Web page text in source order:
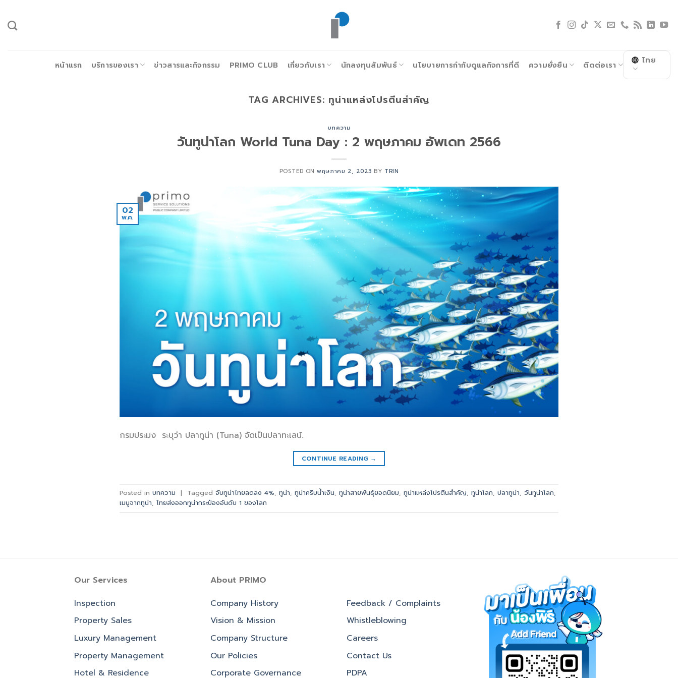
ยัง
หน้าแรก บริการของเรา ข่าวสารและกิจกรรม PRIMO CLUB เกี่ยวกับเรา นักลงทุนสัมพันธ์ นโยบายการกำกับดูแลกิจการที่ดี ความยั่งยืน ติดต่อเรา ไทย
TAG ARCHIVES: ทูน่าแหล่งโปรตีนสำคัญ
บทความ
วันทูน่าโลก World Tuna Day : 2 พฤษภาคม อัพเดท 2566
POSTED ONพฤษภาคม 2, 2023 BY TRIN
02
พ.ค.
กรมประมง ระบุว่า ปลาทูน่า (Tuna) จัดเป็นปลาทะเลน้.
CONTINUE READING →
Posted in บทความ | Tagged จับทูน่าไทยลดลง 4%, ทูน่า, ทูน่าครีบน้ำเงิน, ทูน่าสายพันธุ์ยอดนิยม, ทูน่าแหล่งโปรตีนสำคัญ, ทูน่าโลก, ปลาทูน่า, วันทูน่าโลก,
เมนูจากทูน่า, ไทยส่งออกทูน่ากระป๋องอันดับ 1 ของโลก
Our Services
Inspection
Property Sales
Luxury Management
Property Management
Hotel & Residence
About PRIMO
Company History
Vision & Mission
Company Structure
Our Policies
Corporate Governance
Feedback / Complaints
Whistleblowing
Careers
Contact Us
PDPA